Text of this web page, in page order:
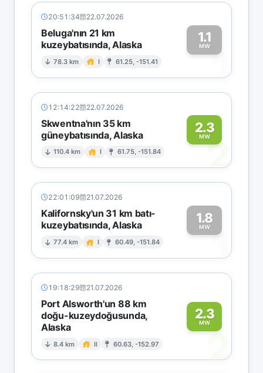
20:51:34 22.07.2026
Beluga'nın 21 km
kuzeybatısında, Alaska
78.3 km I 61.25, -151.41
1.1
MW1
12:14:22 22.07.2026
Skwentna'nın 35 km
güneybatısında, Alaska
110.4 km I 61.75, -151.84
2.3
MW2
22:01:09 21.07.2026
Kalifornsky'un 31 km batı-
kuzeybatısında, Alaska
77.4 km I 60.49, -151.84
1.8
MW1
19:18:29 21.07.2026
Port Alsworth'un 88 km
doğu-kuzeydoğusunda,
Alaska
8.4 km II 60.63, -152.97
2.3
MW
2